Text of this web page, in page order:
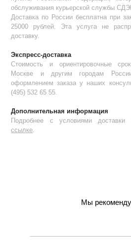
обслуживания курьерской службы
Доставка по России бесплатна при
25000 рублей. Эта услуга не
доставку.
Экспресс-доставка
Стоимость и ориентировочные
Москве и другим городам
оформлением заказа у наших
(495) 532 65 55.
Дополнительная информация
Подробнее с условиями доставки
ссылке.
Мы